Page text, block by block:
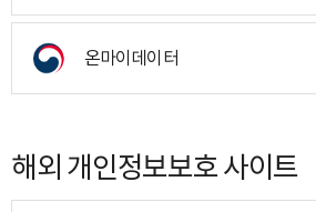
온마이데이터
해외 개인정보보호 사이트